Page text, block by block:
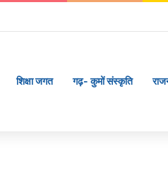
शिक्षा जगत गढ़- कुमों संस्कृति